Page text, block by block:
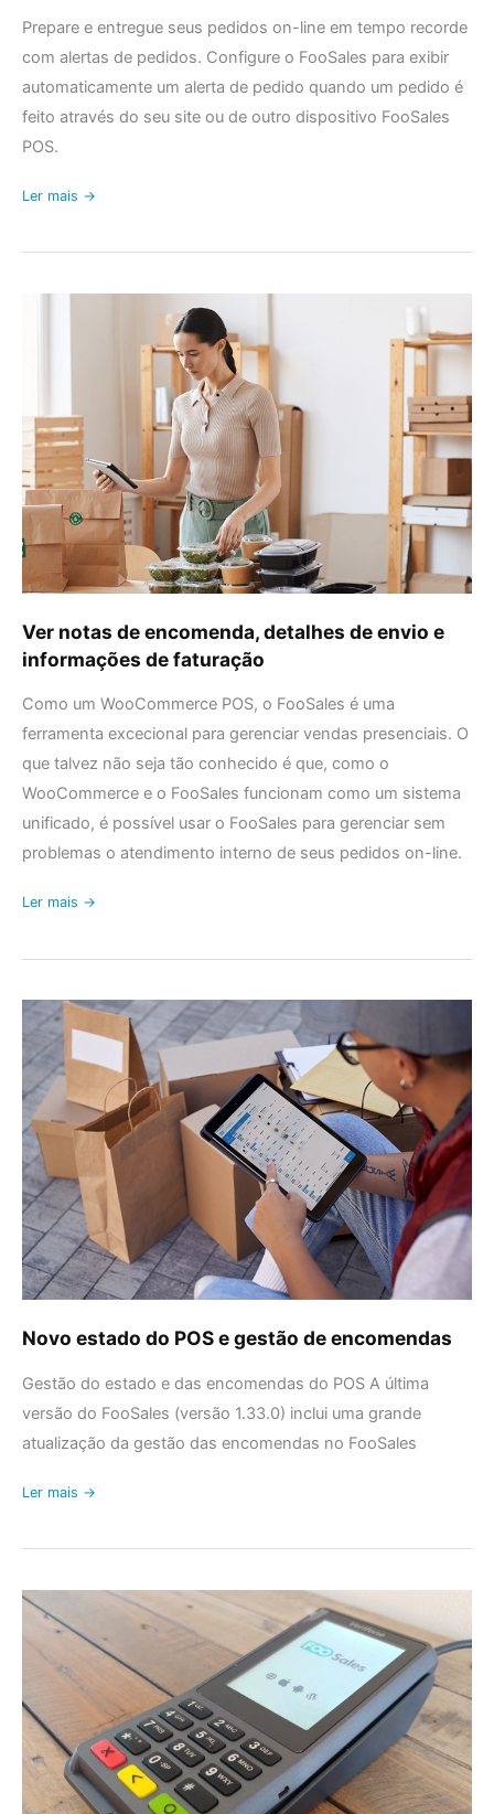
Prepare e entregue seus pedidos on-line em tempo recorde
com alertas de pedidos. Configure o FooSales para exibir
automaticamente um alerta de pedido quando um pedido é
feito através do seu site ou de outro dispositivo FooSales
POS.
Ler mais →
Ver notas de encomenda, detalhes de envio e
informações de faturação
Como um WooCommerce POS, o FooSales é uma
ferramenta excecional para gerenciar vendas presenciais. O
que talvez não seja tão conhecido é que, como o
WooCommerce e o FooSales funcionam como um sistema
unificado, é possível usar o FooSales para gerenciar sem
problemas o atendimento interno de seus pedidos on-line.
de
envio
e
informações
faturação
Ler mais →
Novo estado do POS e gestão de encomendas
Gestão do estado e das encomendas do POS A última
versão do FooSales (versão 1.33.0) inclui uma grande
atualização da gestão das encomendas no FooSales
Novo
estado
do
POS
gestão
de
encomendas
Ler mais →
Ajude-
testar
a
integração
FooSales
Stripe
e